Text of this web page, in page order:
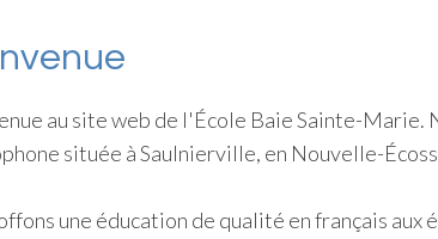
au site web de l'École Baie Sainte-Marie.
située à Saulnierville, en Nouvelle-
une éducation de qualité en français aux